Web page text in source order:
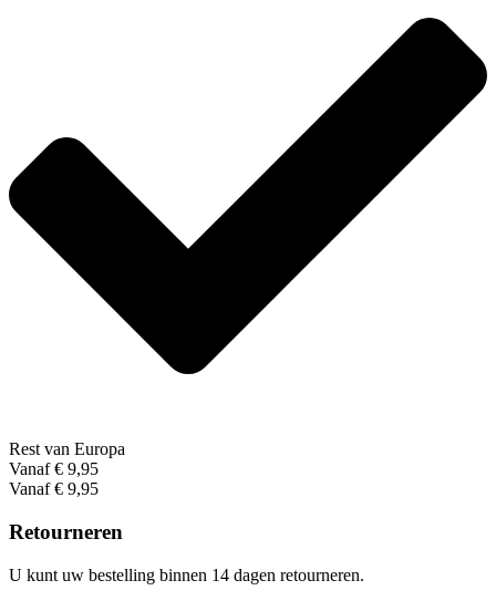
Rest van Europa
Vanaf € 9,95
Vanaf € 9,95
Retourneren
U kunt uw bestelling binnen 14 dagen retourneren.